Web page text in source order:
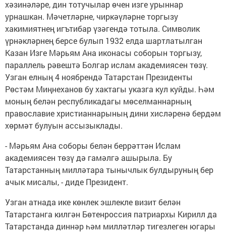
хәзинәләре, дин тотучылар өчен изге урыннар
урнашкан. Мәчетләрне, чиркәүләрне торгызу
хакимиятнең игътибар үзәгендә тотыла. Символик
үрнәкләрнең берсе булып 1932 елда шартлатылган
Казан Изге Мәрьям Ана иконасы соборын торгызу,
параллель рәвештә Болгар ислам академиясен төзү.
Узган елның 4 ноябрендә Татарстан Президенты
Рөстәм Миңнеханов бу хактагы указга кул куйды. Һәм
моның белән республикадагы мөселманнарның
православие христианнарының дини хисләренә бердәм
хөрмәт булуын ассызыклады.
- Мәрьям Ана соборы белән беррәттән Ислам
академиясен төзү дә гамәлгә ашырыла. Бу
Татарстанның милләтара тынычлык булдыруның бер
ачык мисалы, - диде Президент.
Узган атнада ике көнлек эшлекле визит белән
Татарстанга килгән Бөтенроссия патриархы Кирилл да
Татарстанда диннәр һәм милләтләр тигезлеген югары